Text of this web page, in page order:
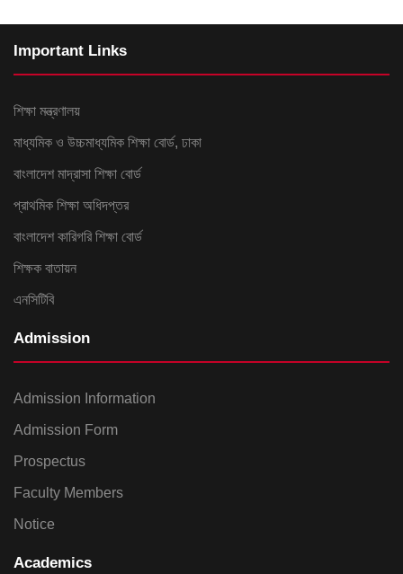
Important Links
শিক্ষা মন্ত্রণালয়
মাধ্যমিক ও উচ্চমাধ্যমিক শিক্ষা বোর্ড, ঢাকা
বাংলাদেশ মাদ্রাসা শিক্ষা বোর্ড
প্রাথমিক শিক্ষা অধিদপ্তর
বাংলাদেশ কারিগরি শিক্ষা বোর্ড
শিক্ষক বাতায়ন
এনসিটিবি
Admission
Admission Information
Admission Form
Prospectus
Faculty Members
Notice
Academics